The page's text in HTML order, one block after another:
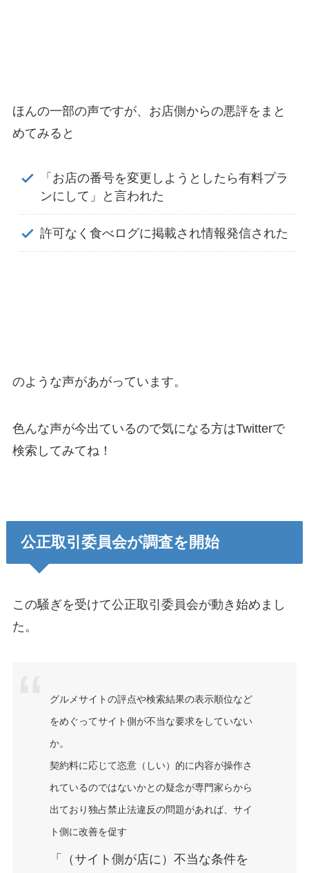
ほんの一部の声ですが、お店側からの悪評をまと
めてみると
「お店の番号を変更しようとしたら有料プラ
ンにして」と言われた
許可なく食べログに掲載され情報発信された
のような声があがっています。
色んな声が今出ているので気になる方はTwitterで
検索してみてね！
公正取引委員会が調査を開始
この騒ぎを受けて公正取引委員会が動き始めまし
た。
グルメサイトの評点や検索結果の表示順位など
をめぐってサイト側が不当な要求をしていない
か。
契約料に応じて恣意（しい）的に内容が操作さ
れているのではないかとの疑念が専門家らから
出ており独占禁止法違反の問題があれば、サイ
ト側に改善を促す
「（サイト側が店に）不当な条件を